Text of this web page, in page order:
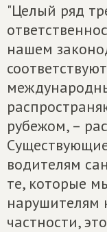
"Целый ряд
нашем
рубежом, –
водителям
те, которые
нарушителям
частности,